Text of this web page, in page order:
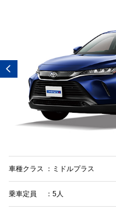
車種クラス ミドルプラス
乗車定員 5人